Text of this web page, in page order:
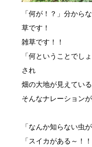
「何が！？」分から
草です！
雑草です！！
「何ということでし
され
畑の大地が見えてい
そんなナレーション
「なんか知らない虫
「スイカがある～！！